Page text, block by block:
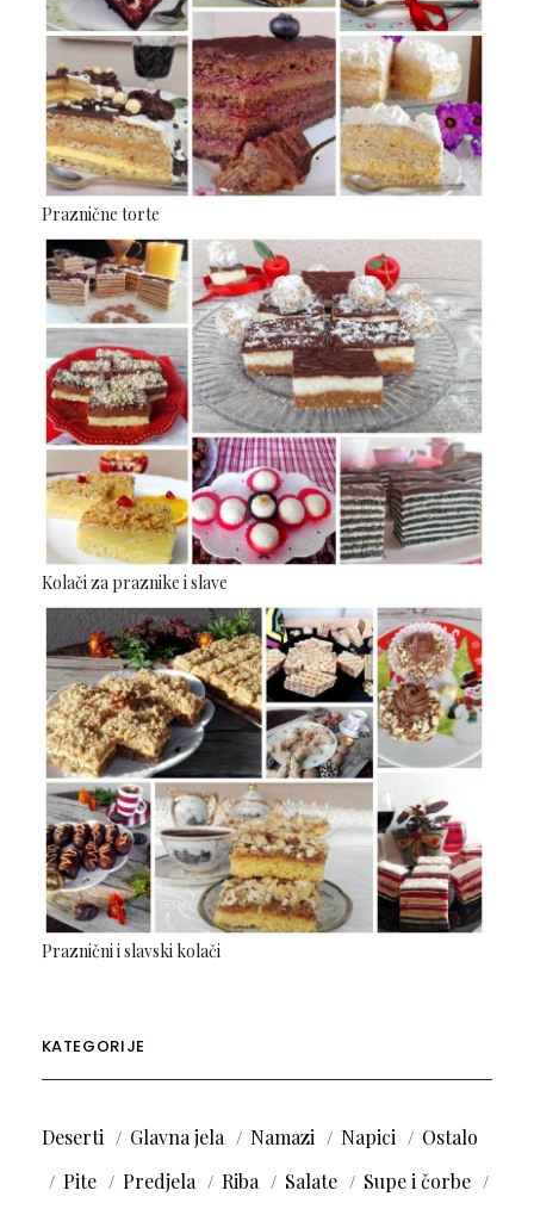
Praznične torte
Kolači za praznike i slave
Praznični i slavski kolači
KATEGORIJE
Deserti Glavna jela Namazi Napici
Ostalo
Pite
Predjela Riba Salate
Supe i čorbe